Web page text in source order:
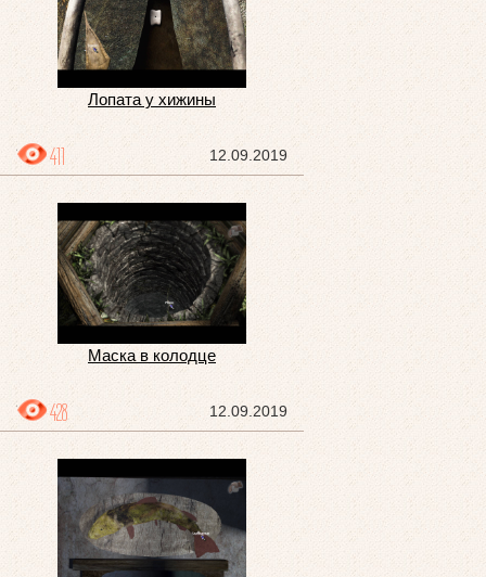
Лопата у хижины
12.09.2019
411
Маска в колодце
12.09.2019
428